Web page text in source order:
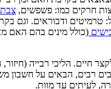
חרקים כמו: פשפשים,
טרמיטים ודבוראים. וגם
(כולל מינים בהם האם
חיים. הליכי רבייה (חיזור,
רבים, הבאים על חשבון
לעיתים עד מוות.